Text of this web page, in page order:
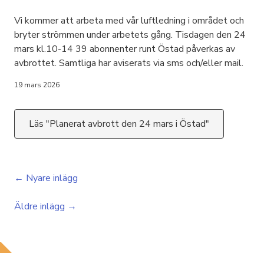
Vi kommer att arbeta med vår luftledning i området och
bryter strömmen under arbetets gång. Tisdagen den 24
mars kl.10-14 39 abonnenter runt Östad påverkas av
avbrottet. Samtliga har aviserats via sms och/eller mail.
19 mars 2026
Läs "Planerat avbrott den 24 mars i Östad"
← Nyare inlägg
Äldre inlägg →